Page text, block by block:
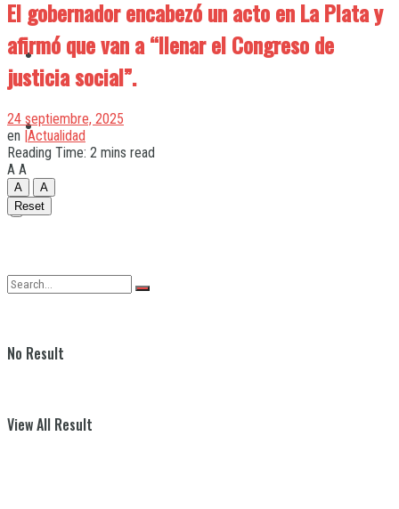
Quilmes
Varela
No Result
View All Result
El gobernador encabezó un acto en La Plata y
afirmó que van a “llenar el Congreso de
justicia social”.
24 septiembre, 2025
en |Actualidad
Reading Time: 2 mins read
A A
A
A
Reset